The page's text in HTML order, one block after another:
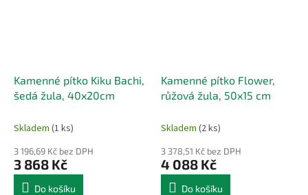
Kamenné pítko Kiku Bachi,
šedá žula, 40x20cm
Skladem (1 ks)
3 196,69 Kč bez DPH
3 868 Kč
Do košíku
Kamenné pítko Flower,
růžová žula, 50x15 cm
Skladem (2 ks)
3 378,51 Kč bez DPH
4 088 Kč
Do košíku